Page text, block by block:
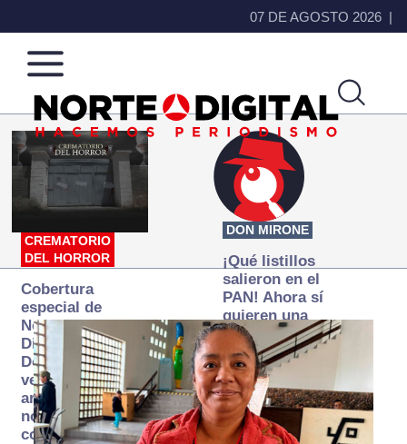
07 DE AGOSTO 2026
Norte
de
Ciudad
Más
que
noticias,
hacemos periodismo
CREMATORIO
DEL HORROR
Cobertura
especial de
Norte
Digital:
Donde la
verdad
arde… pero
no se
consume
DON MIRONE
¡Qué listillos
salieron en el
PAN! Ahora sí
quieren una
Fiscalía
autónoma… y
transexenal